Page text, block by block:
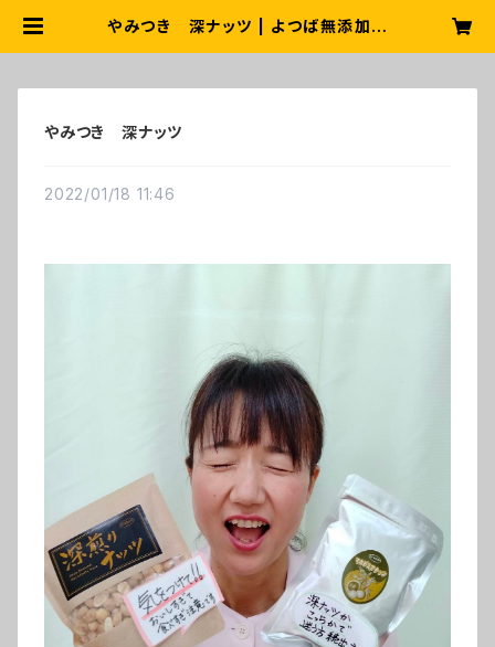
やみつき 深ナッツ | よつば無添加シ
やみつき 深ナッツ
2022/01/18 11:46